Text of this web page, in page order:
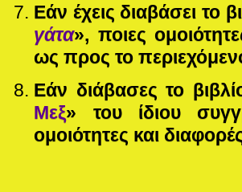
Εάν έχεις διαβάσει το
γάτα», ποιες
ως προς το
Εάν διάβασες το
Μεξ» του ίδιου
ομοιότητες και